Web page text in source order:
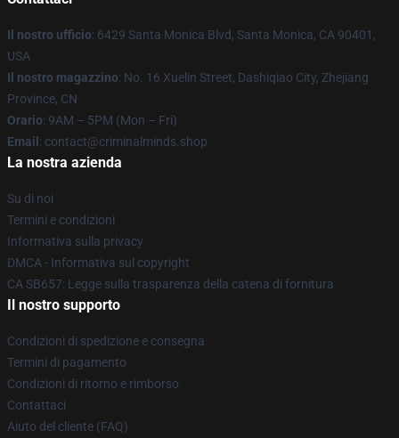
Il nostro ufficio: 6429 Santa Monica Blvd, Santa Monica, CA 90401,
USA
Il nostro magazzino: No. 16 Xuelin Street, Dashiqiao City, Zhejiang
Province, CN
Orario: 9AM – 5PM (Mon – Fri)
Email : contact@criminalminds.shop
La nostra azienda
Su di noi
Termini e condizioni
Informativa sulla privacy
DMCA - Informativa sul copyright
CA SB657: Legge sulla trasparenza della catena di fornitura
Il nostro supporto
Condizioni di spedizione e consegna
Termini di pagamento
Condizioni di ritorno e rimborso
Contattaci
Aiuto del cliente (FAQ)